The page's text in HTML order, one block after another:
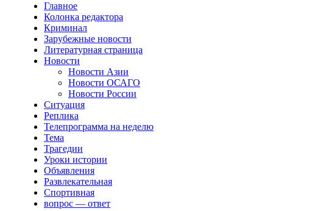
Главное
Колонка редактора
Криминал
Зарубежные новости
Литературная страница
Новости
Новости Азии
Новости ОСАГО
Новости России
Ситуация
Реплика
Телепрограмма на неделю
Тема
Трагедии
Уроки истории
Объявления
Развлекательная
Спортивная
вопрос — ответ